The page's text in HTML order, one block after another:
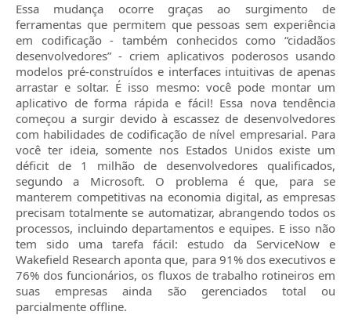
Essa mudança ocorre graças ao surgimento de
ferramentas que permitem que pessoas sem experiência
em codificação - também conhecidos como “cidadãos
desenvolvedores” - criem aplicativos poderosos usando
modelos pré-construídos e interfaces intuitivas de apenas
arrastar e soltar. É isso mesmo: você pode montar um
aplicativo de forma rápida e fácil! Essa nova tendência
começou a surgir devido à escassez de desenvolvedores
com habilidades de codificação de nível empresarial. Para
você ter ideia, somente nos Estados Unidos existe um
déficit de 1 milhão de desenvolvedores qualificados,
segundo a Microsoft. O problema é que, para se
manterem competitivas na economia digital, as empresas
precisam totalmente se automatizar, abrangendo todos os
processos, incluindo departamentos e equipes. E isso não
tem sido uma tarefa fácil: estudo da ServiceNow e
Wakefield Research aponta que, para 91% dos executivos e
76% dos funcionários, os fluxos de trabalho rotineiros em
suas empresas ainda são gerenciados total ou
parcialmente offline.